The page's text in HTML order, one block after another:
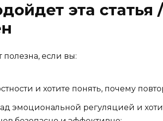
эта статья
полезна, если вы:
и хотите понять, почему
эмоциональной регуляцией и